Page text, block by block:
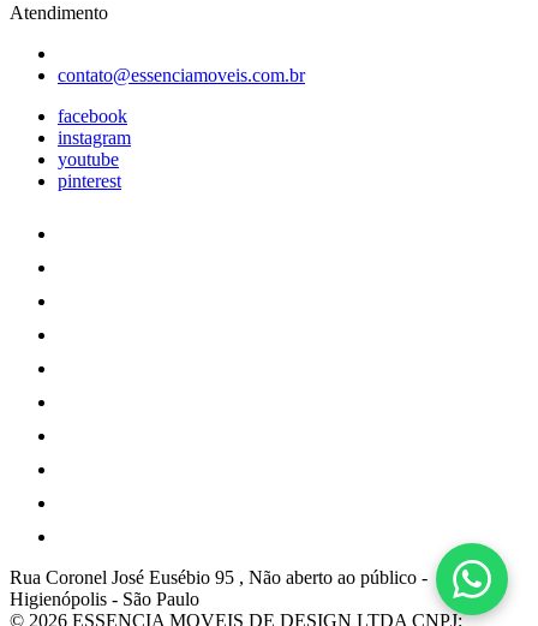
Atendimento
contato@essenciamoveis.com.br
facebook
instagram
youtube
pinterest
Rua Coronel José Eusébio 95 , Não aberto ao público -
Higienópolis - São Paulo
© 2026 ESSENCIA MOVEIS DE DESIGN LTDA CNPJ: